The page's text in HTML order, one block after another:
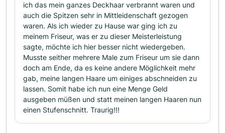
ich das mein ganzes Deckhaar verbrannt waren und
auch die Spitzen sehr in Mittleidenschaft gezogen
waren. Als ich wieder zu Hause war ging ich zu
meinem Friseur, was er zu dieser Meisterleistung
sagte, möchte ich hier besser nicht wiedergeben.
Musste seither mehrere Male zum Friseur um sie dann
doch am Ende, da es keine andere Möglichkeit mehr
gab, meine langen Haare um einiges abschneiden zu
lassen. Somit habe ich nun eine Menge Geld
ausgeben müßen und statt meinen langen Haaren nun
einen Stufenschnitt. Traurig!!!